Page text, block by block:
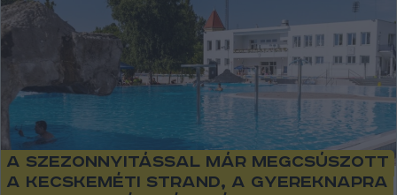
A szezonnyitással már megcsúszott
a kecskeméti strand, a gyereknapra